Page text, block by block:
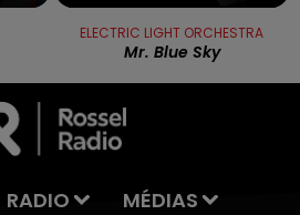
ELECTRIC LIGHT ORCHESTRA
Mr. Blue Sky
RADIO
MÉDIAS